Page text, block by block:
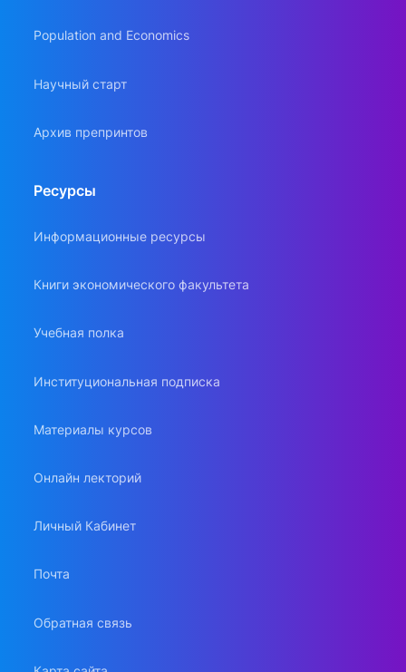
Population and Economics
Научный старт
Архив препринтов
Ресурсы
Информационные ресурсы
Книги экономического факультета
Учебная полка
Институциональная подписка
Материалы курсов
Онлайн лекторий
Личный Кабинет
Почта
Обратная связь